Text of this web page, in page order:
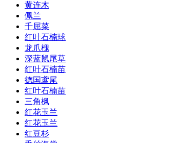
黄连木
佩兰
千屈菜
红叶石楠球
龙爪槐
深蓝鼠尾草
红叶石楠苗
德国鸢尾
红叶石楠苗
三角枫
红花玉兰
红花玉兰
红豆杉